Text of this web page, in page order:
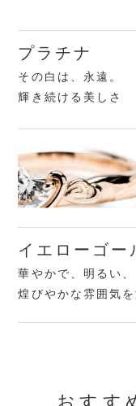
プラチナ
その白は、永遠。
輝き続ける美しさ
イエローゴー
華やかで、明るい、
煌びやかな雰囲気を
おすす